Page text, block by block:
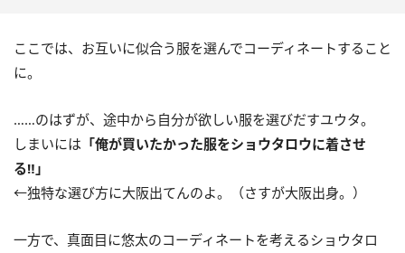
ここでは、お互いに似合う服を選んでコーディネートすること
に。
……のはずが、途中から自分が欲しい服を選びだすユウタ。
しまいには 「俺が買いたかった服をショウタロウに着させ
る‼️」
←独特な選び方に大阪出てんのよ。（さすが大阪出身。）
一方で、真面目に悠太のコーディネートを考えるショウタロ